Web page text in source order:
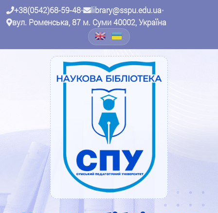
+38(0542)68-59-48• library@sspu.edu.ua•
вул. Роменська, 87 м. Суми 40002, Україна